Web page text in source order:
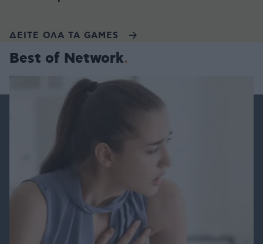
ΔΕΙΤΕ ΟΛΑ ΤΑ GAMES
Best of Network